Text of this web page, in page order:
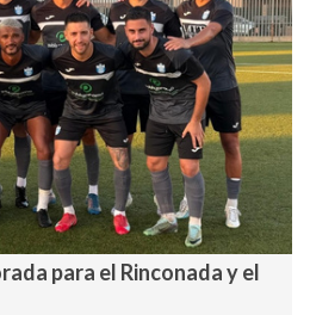
para el Rinconada y el